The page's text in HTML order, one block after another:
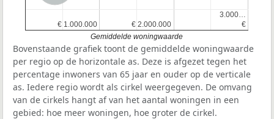
€ 1.000.000
€ 1.000.000 € 2.000.000
€ 2.000.000 €
€
3.000…
3.000…
Gemiddelde woningwaarde
Bovenstaande grafiek toont de gemiddelde woningwaarde
per regio op de horizontale as. Deze is afgezet tegen het
percentage inwoners van 65 jaar en ouder op de verticale
as. Iedere regio wordt als cirkel weergegeven. De omvang
van de cirkels hangt af van het aantal woningen in een
gebied: hoe meer woningen, hoe groter de cirkel.